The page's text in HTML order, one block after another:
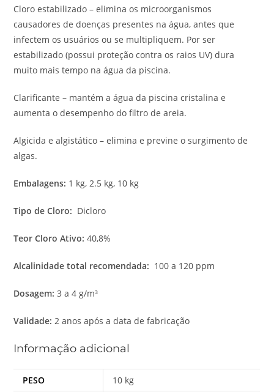
Cloro estabilizado – elimina os microorganismos
causadores de doenças presentes na água, antes que
infectem os usuários ou se multipliquem. Por ser
estabilizado (possui proteção contra os raios UV) dura
muito mais tempo na água da piscina.
Clarificante – mantém a água da piscina cristalina e
aumenta o desempenho do filtro de areia.
Algicida e algistático – elimina e previne o surgimento de
algas.
Embalagens: 1 kg, 2.5 kg, 10 kg
Tipo de Cloro: Dicloro
Teor Cloro Ativo: 40,8%
Alcalinidade total recomendada: 100 a 120 ppm
Dosagem: 3 a 4 g/m³
Validade: 2 anos após a data de fabricação
Informação adicional
PESO
10 kg